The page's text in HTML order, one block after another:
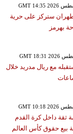
ستركز على حرية
بهرمز
مع ريال مدريد خلال
ثقة داخل كرة القدم
بيع حقوق كأس العالم